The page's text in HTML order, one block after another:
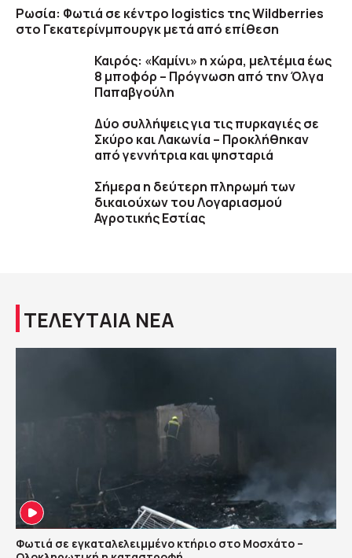
Ρωσία: Φωτιά σε κέντρο logistics της Wildberries
στο Γεκατερίνμπουργκ μετά από επίθεση
Καιρός: «Καμίνι» η χώρα, μελτέμια έως
8 μποφόρ – Πρόγνωση από την Όλγα
Παπαβγούλη
Δύο συλλήψεις για τις πυρκαγιές σε
Σκύρο και Λακωνία – Προκλήθηκαν
από γεννήτρια και ψησταριά
Σήμερα η δεύτερη πληρωμή των
δικαιούχων του Λογαριασμού
Αγροτικής Εστίας
ΤΕΛΕΥΤΑΙΑ ΝΕΑ
Φωτιά σε εγκαταλελειμμένο κτήριο στο Μοσχάτο –